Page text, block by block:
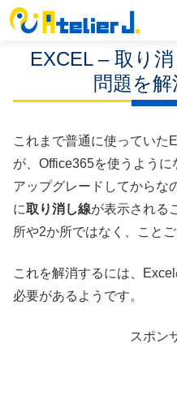
EXCEL – 取り
問題を
これまで普通に使っていた
が、Office365を使うよう
アップグレードしてからな
に取り消し線が表示される
所や2か所ではなく、ことご
これを解消するには、
必要があるようです。
スポン